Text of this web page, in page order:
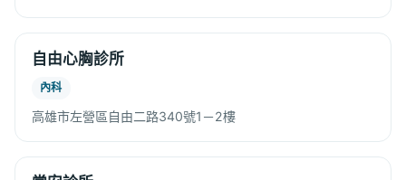
自由心胸診所
內科
高雄市左營區自由二路340號1－2樓